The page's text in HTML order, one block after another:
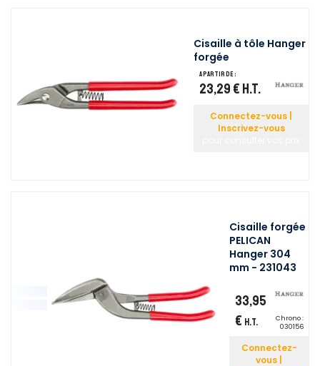
Cisaille à tôle Hanger
forgée
A partir de :
23,29 € H.T.
Connectez-vous |
Inscrivez-vous
Cisaille forgée
PELICAN
Hanger 304
mm - 231043
33,95
€ H.T.
Chrono :
030156
Connectez-
vous |